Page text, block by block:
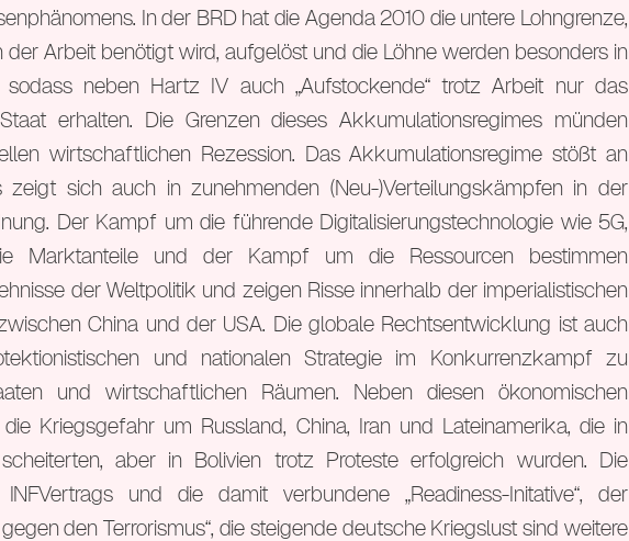
In der BRD hat die Agenda 2010 die untere Lohngrenze,
der Arbeit benötigt wird, aufgelöst und die Löhne werden besonders in
neben Hartz IV auch „Aufstockende“ trotz Arbeit nur das
erhalten. Die Grenzen dieses Akkumulationsregimes münden
wirtschaftlichen Rezession. Das Akkumulationsregime stößt an
zeigt sich auch in zunehmenden (Neu-)Verteilungskämpfen in der
Der Kampf um die führende Digitalisierungstechnologie wie 5G,
Marktanteile und der Kampf um die Ressourcen bestimmen
der Weltpolitik und zeigen Risse innerhalb der imperialistischen
China und der USA. Die globale Rechtsentwicklung ist auch
und nationalen Strategie im Konkurrenzkampf zu
und wirtschaftlichen Räumen. Neben diesen ökonomischen
Kriegsgefahr um Russland, China, Iran und Lateinamerika, die in
aber in Bolivien trotz Proteste erfolgreich wurden. Die
und die damit verbundene „Readiness-Initative“, der
den Terrorismus“, die steigende deutsche Kriegslust sind weitere